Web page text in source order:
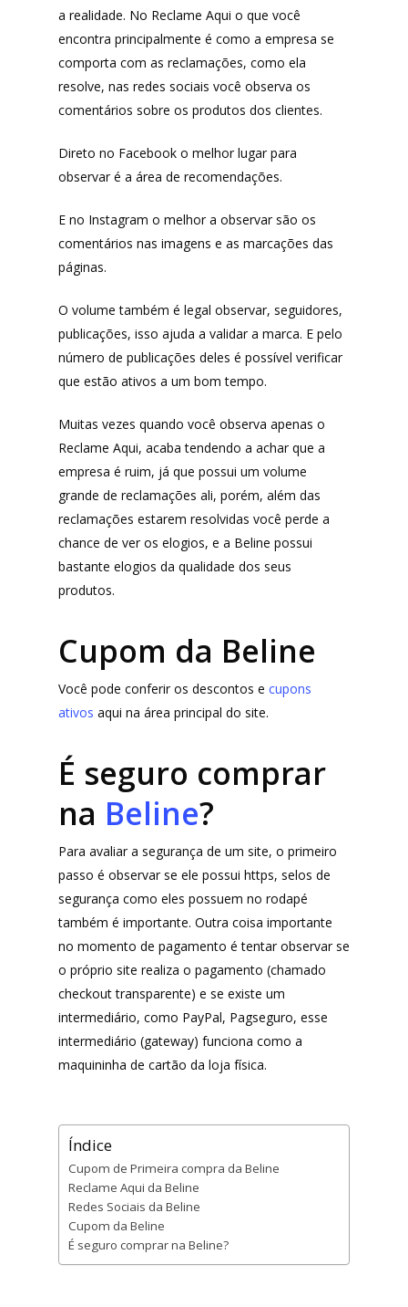
a realidade. No Reclame Aqui o que você
encontra principalmente é como a empresa se
comporta com as reclamações, como ela
resolve, nas redes sociais você observa os
comentários sobre os produtos dos clientes.
Direto no Facebook o melhor lugar para
observar é a área de recomendações.
E no Instagram o melhor a observar são os
comentários nas imagens e as marcações das
páginas.
O volume também é legal observar, seguidores,
publicações, isso ajuda a validar a marca. E pelo
número de publicações deles é possível verificar
que estão ativos a um bom tempo.
Muitas vezes quando você observa apenas o
Reclame Aqui, acaba tendendo a achar que a
empresa é ruim, já que possui um volume
grande de reclamações ali, porém, além das
reclamações estarem resolvidas você perde a
chance de ver os elogios, e a Beline possui
bastante elogios da qualidade dos seus
produtos.
Cupom da Beline
Você pode conferir os descontos e cupons
ativos aqui na área principal do site.
É seguro comprar
na Beline?
Para avaliar a segurança de um site, o primeiro
passo é observar se ele possui https, selos de
segurança como eles possuem no rodapé
também é importante. Outra coisa importante
no momento de pagamento é tentar observar se
o próprio site realiza o pagamento (chamado
checkout transparente) e se existe um
intermediário, como PayPal, Pagseguro, esse
intermediário (gateway) funciona como a
maquininha de cartão da loja física.
Índice
Cupom de Primeira compra da Beline
Reclame Aqui da Beline
Redes Sociais da Beline
Cupom da Beline
É seguro comprar na Beline?
Cafés
Lista de lojas
Electromarcas
DenimZero
ExtremeUV
Universo do Lar
Dunard
Moda Infantil
MindsUp
Divertida Moda
Moda Com Carinho
Laluna Modas
Me Indique uma
Descontos
MAIS ACESSADOS
Amazon
iHerb
MindsUp